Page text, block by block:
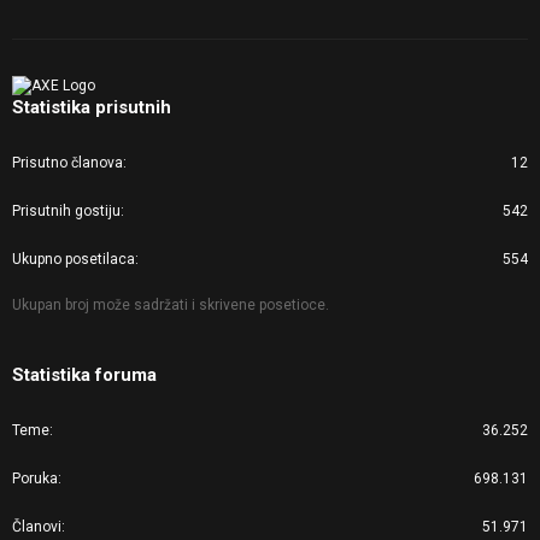
Statistika prisutnih
Prisutno članova 12
Prisutnih gostiju 542
Ukupno posetilaca 554
Ukupan broj može sadržati i skrivene posetioce.
Statistika foruma
Teme 36.252
Poruka 698.131
Članovi 51.971